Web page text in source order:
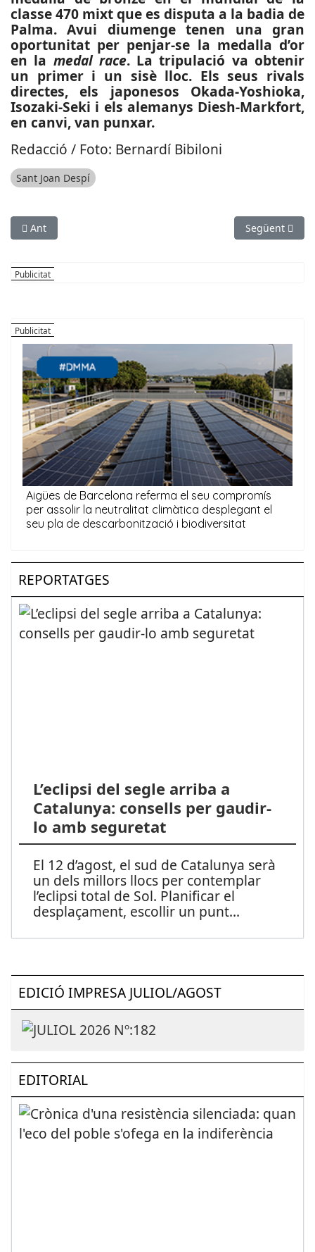
classe 470 mixt que es disputa a la badia de
Palma. Avui diumenge tenen una gran
oportunitat per penjar-se la medalla d’or
en la medal race. La tripulació va obtenir
un primer i un sisè lloc. Els seus rivals
directes, els japonesos Okada-Yoshioka,
Isozaki-Seki i els alemanys Diesh-Markfort,
en canvi, van punxar.
Redacció / Foto: Bernardí Bibiloni
Sant Joan Despí
Article anterior: ESPORTS (HOQUEI SOBRE HERBA, DIVISIÓ
Ant Article
Següent
REPORTATGES
L’eclipsi del segle arriba a
Catalunya: consells per gaudir-
lo amb seguretat
El 12 d’agost, el sud de Catalunya serà
un dels millors llocs per contemplar
l’eclipsi total de Sol. Planificar el
desplaçament, escollir un punt...
EDICIÓ IMPRESA JULIOL/AGOST
EDITORIAL